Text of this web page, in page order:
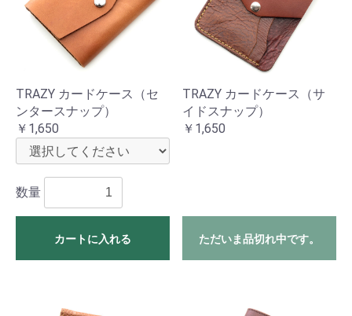
TRAZY カードケース（セ
ンタースナップ）
￥1,650
数量
カートに入れる
TRAZY カードケース（サ
イドスナップ）
￥1,650
ただいま品切れ中です。